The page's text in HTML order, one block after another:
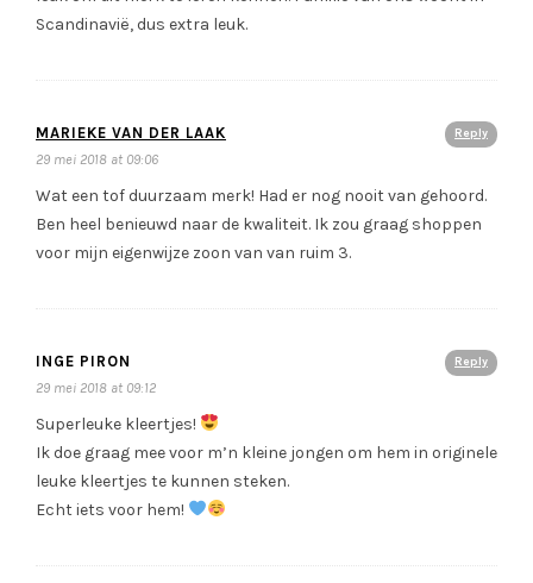
Scandinavië, dus extra leuk.
Reply
MARIEKE VAN DER LAAK
29 mei 2018 at 09:06
Wat een tof duurzaam merk! Had er nog nooit van gehoord.
Ben heel benieuwd naar de kwaliteit. Ik zou graag shoppen
voor mijn eigenwijze zoon van van ruim 3.
Reply
INGE PIRON
29 mei 2018 at 09:12
Superleuke kleertjes!
Ik doe graag mee voor m’n kleine jongen om hem in originele
leuke kleertjes te kunnen steken.
Echt iets voor hem!